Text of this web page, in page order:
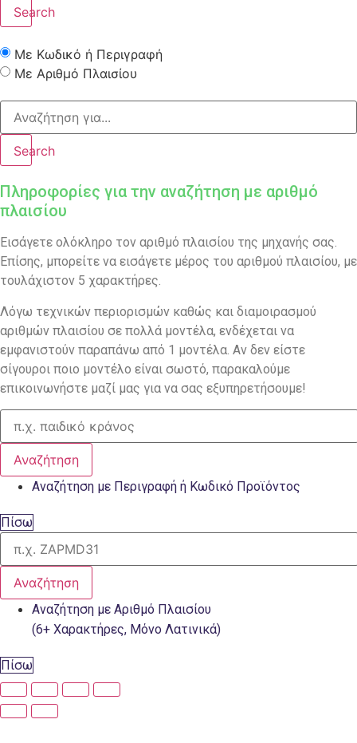
Search
Με Κωδικό ή Περιγραφή
Με Αριθμό Πλαισίου
Search
Πληροφορίες για την αναζήτηση με αριθμό
πλαισίου
Εισάγετε ολόκληρο τον αριθμό πλαισίου της μηχανής σας.
Επίσης, μπορείτε να εισάγετε μέρος του αριθμού πλαισίου, με
τουλάχιστον 5 χαρακτήρες.
Λόγω τεχνικών περιορισμών καθώς και διαμοιρασμού
αριθμών πλαισίου σε πολλά μοντέλα, ενδέχεται να
εμφανιστούν παραπάνω από 1 μοντέλα. Αν δεν είστε
σίγουροι ποιο μοντέλο είναι σωστό, παρακαλούμε
επικοινωνήστε μαζί μας για να σας εξυπηρετήσουμε!
Αναζήτηση
Αναζήτηση με Περιγραφή ή Κωδικό Προϊόντος
Πίσω
Αναζήτηση
Αναζήτηση με Αριθμό Πλαισίου
(6+ Χαρακτήρες, Μόνο Λατινικά)
Πίσω